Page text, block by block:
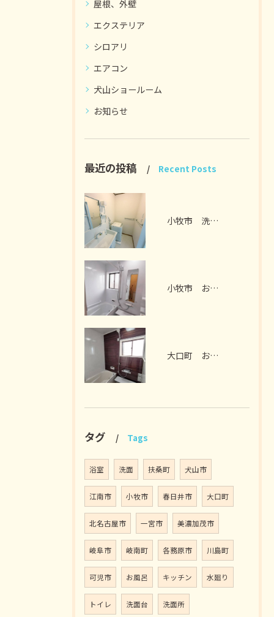
屋根、外壁
エクステリア
シロアリ
エアコン
犬山ショールーム
お知らせ
最近の投稿 Recent Posts
小牧市 洗面脱衣室リフォーム I様邸 2026年7月
小牧市 お風呂リフォーム I様邸 2026年7月
大口町 お風呂リフォーム M様邸 2026年7月
タグ Tags
浴室 洗面 扶桑町 犬山市
江南市 小牧市 春日井市 大口町
北名古屋市 一宮市 美濃加茂市
岐阜市 岐南町 各務原市 川島町
可児市 お風呂 キッチン 水廻り
トイレ 洗面台 洗面所